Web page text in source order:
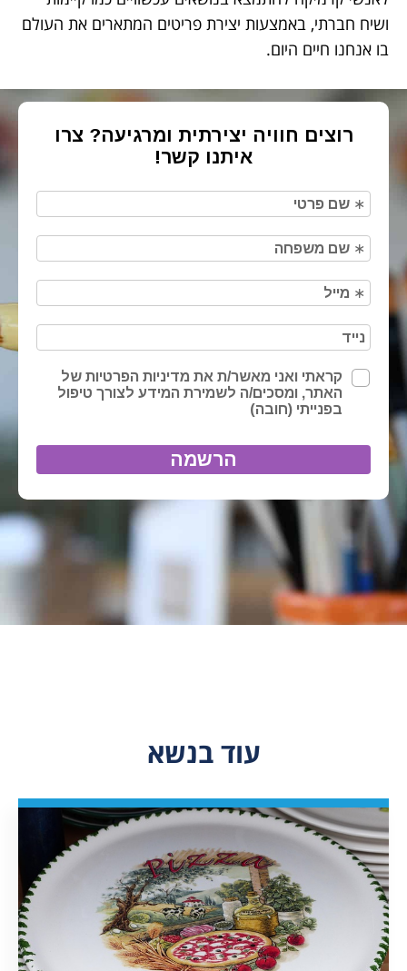
ושיח חברתי, באמצעות יצירת פריטים המתארים את העולם
בו אנחנו חיים היום.
עוד בנשא